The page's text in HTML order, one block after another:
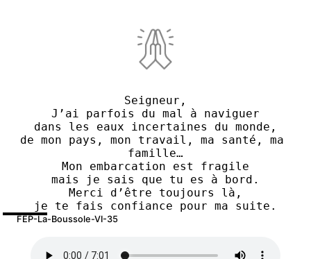
Seigneur,
J’ai parfois du mal à naviguer
dans les eaux incertaines du monde,
de mon pays, mon travail, ma santé, ma
famille…
Mon embarcation est fragile
mais je sais que tu es à bord.
Merci d’être toujours là,
je te fais confiance pour ma suite.
FEP-La-Boussole-VI-35